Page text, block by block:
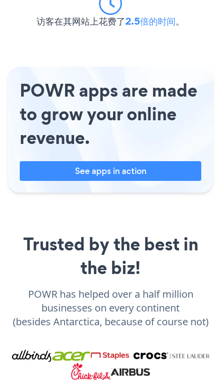
访客在其网站上花费了2.5倍的时间。
POWR apps are made
to grow your online
revenue.
See apps in action
Trusted by the best in
the biz!
POWR has helped over a half million
businesses on every continent
(besides Antarctica, because of course not)